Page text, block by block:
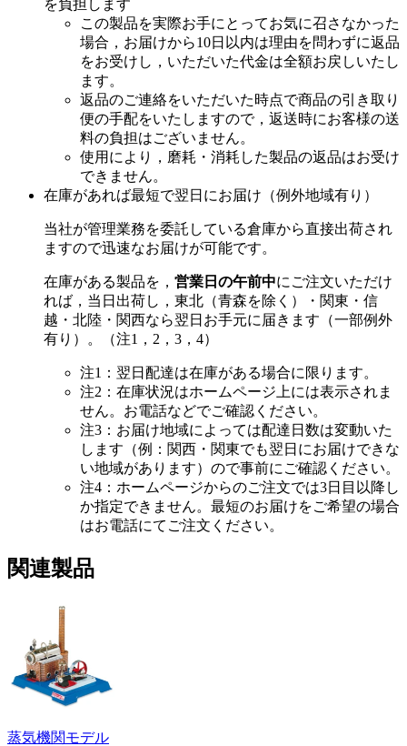
を負担します
この製品を実際お手にとってお気に召さなかった
場合，お届けから10日以内は理由を問わずに返品
をお受けし，いただいた代金は全額お戻しいたし
ます。
返品のご連絡をいただいた時点で商品の引き取り
便の手配をいたしますので，返送時にお客様の送
料の負担はございません。
使用により，磨耗・消耗した製品の返品はお受け
できません。
在庫があれば最短で翌日にお届け（例外地域有り）
当社が管理業務を委託している倉庫から直接出荷され
ますので迅速なお届けが可能です。
在庫がある製品を， 営業日の午前中にご注文いただけ
れば，当日出荷し，東北（青森を除く）・関東・信
越・北陸・関西なら翌日お手元に届きます（一部例外
有り）。（注1，2，3，4）
注1：翌日配達は在庫がある場合に限ります。
注2：在庫状況はホームページ上には表示されま
せん。お電話などでご確認ください。
注3：お届け地域によっては配達日数は変動いた
します（例：関西・関東でも翌日にお届けできな
い地域があります）ので事前にご確認ください。
注4：ホームページからのご注文では3日目以降し
か指定できません。最短のお届けをご希望の場合
はお電話にてご注文ください。
関連製品
蒸気機関モデル